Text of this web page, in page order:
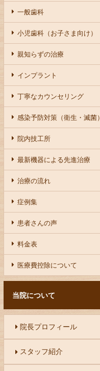
一般歯科
小児歯科（お子さま向け）
親知らずの治療
インプラント
丁寧なカウンセリング
感染予防対策（衛生・滅菌）
院内技工所
最新機器による先進治療
治療の流れ
症例集
患者さんの声
料金表
医療費控除について
当院について
院長プロフィール
スタッフ紹介